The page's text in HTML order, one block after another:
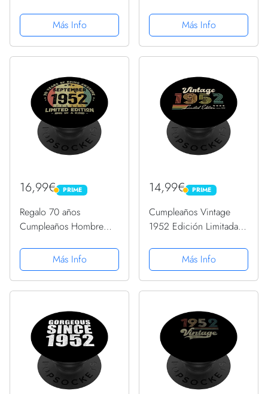
Más Info
Intercambiable
Más Info
16,99€ PRIME
PRIME
Regalo 70 años
Cumpleaños Hombre
PopSockets PopGrip
Intercambiable
Más Info
14,99€ PRIME
PRIME
Cumpleaños Vintage
1952 Edición Limitada -
PopGrip Intercambiable
Más Info